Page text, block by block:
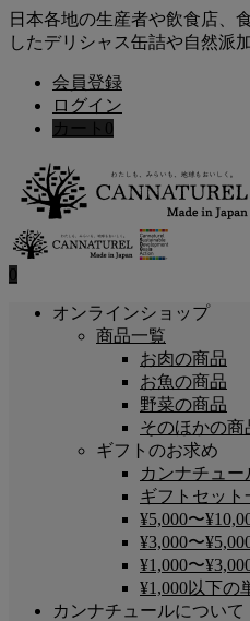
日本各地の生産者や飲食店、
したデリシャス缶詰や自然派
会員登録
ログイン
カート 0
0
オンラインショップ
商品一覧
お肉の商品
お魚の商品
野菜の商品
そのほかの商
ギフトのお求め
カンナチュー
ギフトセット
¥5,000〜
¥3,000〜
¥1,000〜
¥1,000以下の
カンナチュールについて